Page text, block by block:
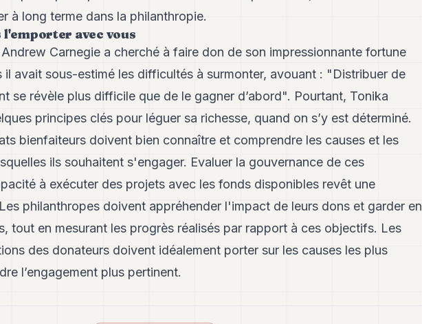
à long terme dans la philanthropie.
l'emporter avec vous
Carnegie a cherché à faire don de son impressionnante fortune
il avait sous-estimé les difficultés à surmonter, avouant : "Distribuer de
se révèle plus difficile que de le gagner d’abord". Pourtant, Tonika
principes clés pour léguer sa richesse, quand on s’y est déterminé.
bienfaiteurs doivent bien connaître et comprendre les causes et les
ils souhaitent s'engager. Evaluer la gouvernance de ces
à exécuter des projets avec les fonds disponibles revêt une
philanthropes doivent appréhender l'impact de leurs dons et garder en
tout en mesurant les progrès réalisés par rapport à ces objectifs. Les
des donateurs doivent idéalement porter sur les causes les plus
l’engagement plus pertinent.